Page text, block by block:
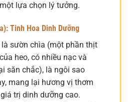
lựa chọn lý tưởng.
Tinh Hoa Dinh Dưỡng
sườn chìa (một phần thịt
heo, có nhiều nạc và
săn chắc), là ngôi sao
mang lại hương vị thơm
trị dinh dưỡng cao.